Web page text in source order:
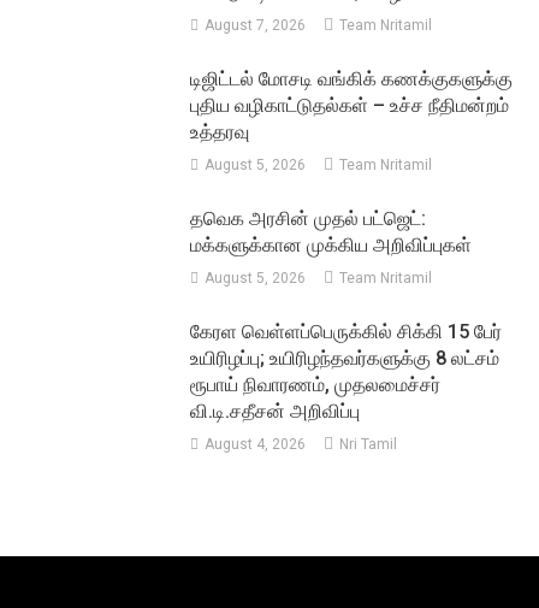
August 7, 2026 Team Nritamil
டிஜிட்டல் மோசடி வங்கிக் கணக்குகளுக்கு
புதிய வழிகாட்டுதல்கள் – உச்ச நீதிமன்றம்
உத்தரவு
August 5, 2026 Team Nritamil
தவெக அரசின் முதல் பட்ஜெட்:
மக்களுக்கான முக்கிய அறிவிப்புகள்
August 5, 2026 Team Nritamil
கேரள வெள்ளப்பெருக்கில் சிக்கி 15 பேர்
உயிரிழப்பு; உயிரிழந்தவர்களுக்கு 8 லட்சம்
ரூபாய் நிவாரணம், முதலமைச்சர்
வி.டி.சதீசன் அறிவிப்பு
August 4, 2026 Nri Tamil